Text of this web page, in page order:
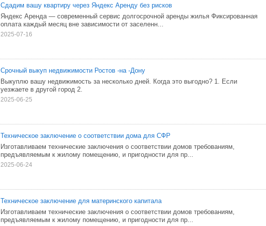
Сдадим вашу квартиру через Яндекс Аренду без рисков
Яндекс Аренда — современный сервис долгосрочной аренды жилья Фиксированная
оплата каждый месяц вне зависимости от заселенн...
2025-07-16
Срочный выкуп недвижимости Ростов -на -Дону
Выкуплю вашу недвижимость за несколько дней. Когда это выгодно? 1. Если
уезжаете в другой город 2.
2025-06-25
Техническое заключение о соответствии дома для СФР
Изготавливаем технические заключения о соответствии домов требованиям,
предъявляемым к жилому помещению, и пригодности для пр...
2025-06-24
Техническое заключение для материнского капитала
Изготавливаем технические заключения о соответствии домов требованиям,
предъявляемым к жилому помещению, и пригодности для пр...